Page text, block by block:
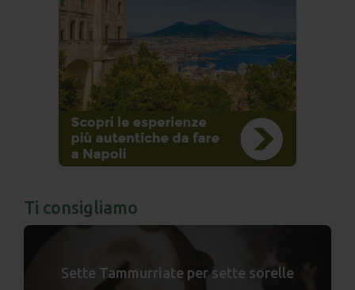
Ti consigliamo
Sette Tammurriate per sette sorelle